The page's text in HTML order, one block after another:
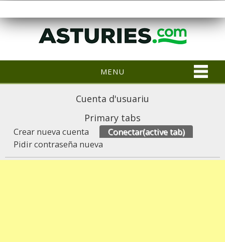
MENU
Cuenta d'usuariu
Primary tabs
Crear nueva cuenta Conectar(active tab)
Pidir contraseña nueva